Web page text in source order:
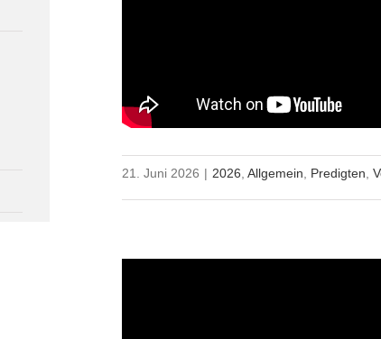
21. Juni 2026 | 2026 Allgemein Predigten